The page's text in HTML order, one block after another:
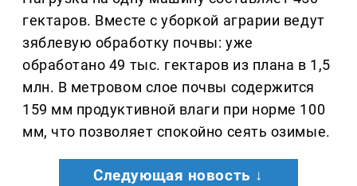
гектаров. Вместе с уборкой аграрии ведут
зяблевую обработку почвы: уже
обработано 49 тыс. гектаров из плана в 1,5
млн. В метровом слое почвы содержится
159 мм продуктивной влаги при норме 100
мм, что позволяет спокойно сеять озимые.
Следующая новость ↓